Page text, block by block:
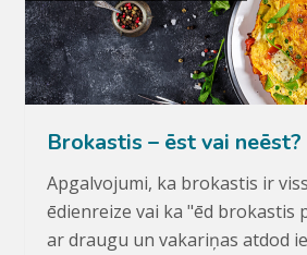
Brokastis – ēst vai neēst?
Apgalvojumi, ka brokastis ir
ēdienreize vai ka "ēd brokastis
ar draugu un vakariņas atdod